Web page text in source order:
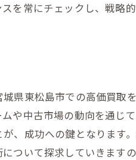
必須ポイント
を常にチェックし、戦略
県東松島市での高価買取
や中古市場の動向を通じ
、成功への鍵となります
ついて探求していきますの